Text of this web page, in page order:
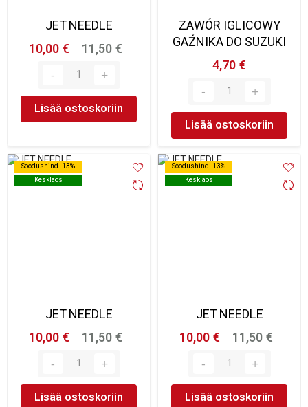
JET NEEDLE
10,00 €
11,50 €
Lisää ostoskoriin
ZAWÓR IGLICOWY
GAŹNIKA DO SUZUKI
4,70 €
Lisää ostoskoriin
Soodushind -13%
Kesklaos
Soodushind -13%
Kesklaos
JET NEEDLE
10,00 €
11,50 €
Lisää ostoskoriin
Soodushind -13%
Kesklaos
Soodushind -13%
Kesklaos
JET NEEDLE
10,00 €
11,50 €
Lisää ostoskoriin